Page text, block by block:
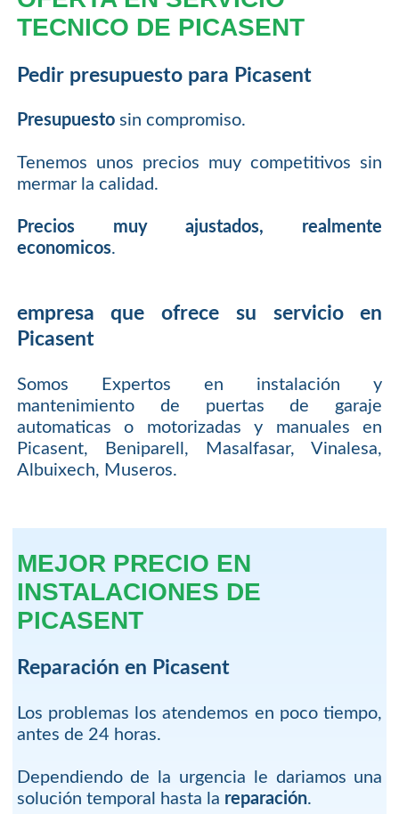
TECNICO DE PICASENT
Pedir presupuesto para Picasent
Presupuestosin compromiso.
Tenemos unos precios muy competitivos sin
mermar la calidad.
Precios muy ajustados, realmente
economicos.
empresa que ofrece su servicio en
Picasent
Somos Expertos en instalación y
mantenimiento de puertas de garaje
automaticas o motorizadas y manuales en
Picasent, Beniparell, Masalfasar, Vinalesa,
Albuixech, Museros.
MEJOR PRECIO EN
INSTALACIONES DE
PICASENT
Reparación en Picasent
Los problemas los atendemos en poco tiempo,
antes de 24 horas.
Dependiendo de la urgencia le dariamos una
solución temporal hasta la reparación.